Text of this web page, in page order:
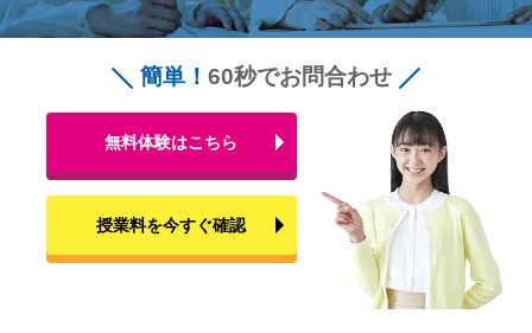
簡単！ 60秒でお問合わせ
無料体験はこちら
授業料を今すぐ確認